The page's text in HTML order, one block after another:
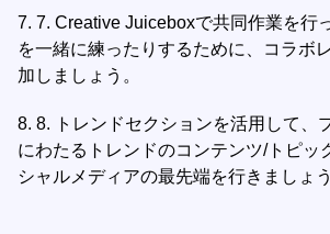
7. 7. Creative Juiceboxで共同作業を行
を一緒に練ったりするために、コラボ
加しましょう。
8. 8. トレンドセクションを活用して、
にわたるトレンドのコンテンツ/トピッ
シャルメディアの最先端を行きましょう